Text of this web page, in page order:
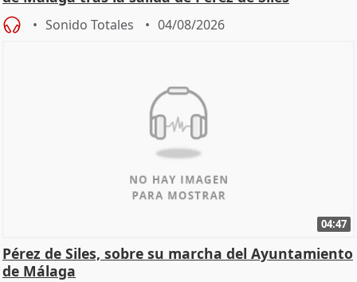
Sonido Totales 04/08/2026
04:47
Pérez de Siles, sobre su marcha del Ayuntamiento
de Málaga